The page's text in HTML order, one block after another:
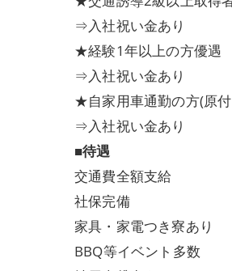
⇒入社祝い金あり
★経験1年以上の方優遇
⇒入社祝い金あり
★自家用車通勤の方(原
⇒入社祝い金あり
■待遇
交通費全額支給
社保完備
家具・家電つき寮あり
BBQ等イベント多数